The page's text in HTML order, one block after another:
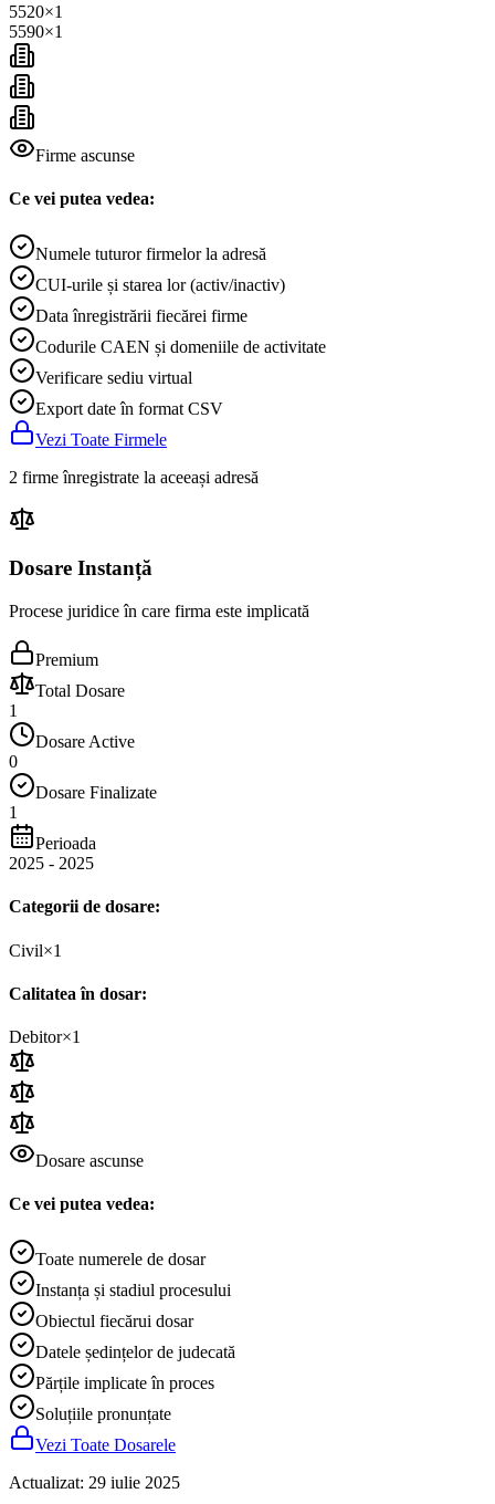
5520×1
5590×1
Firme ascunse
Ce vei putea vedea:
Numele tuturor firmelor la adresă
CUI-urile și starea lor (activ/inactiv)
Data înregistrării fiecărei firme
Codurile CAEN și domeniile de activitate
Verificare sediu virtual
Export date în format CSV
Vezi Toate Firmele
2 firme înregistrate la aceeași adresă
Dosare Instanță
Procese juridice în care firma este implicată
Premium
Total Dosare
1
Dosare Active
0
Dosare Finalizate
1
Perioada
2025 - 2025
Categorii de dosare:
Civil×1
Calitatea în dosar:
Debitor×1
Dosare ascunse
Ce vei putea vedea:
Toate numerele de dosar
Instanța și stadiul procesului
Obiectul fiecărui dosar
Datele ședințelor de judecată
Părțile implicate în proces
Soluțiile pronunțate
Vezi Toate Dosarele
Actualizat: 29 iulie 2025